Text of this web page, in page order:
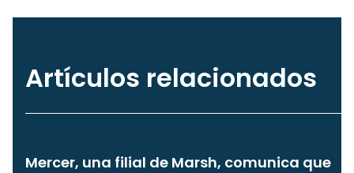
Artículos relacionados
Mercer, una filial de Marsh, comunica que